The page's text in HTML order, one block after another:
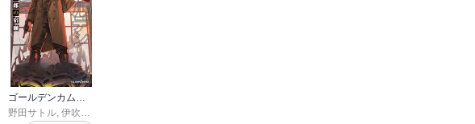
ゴールデンカムイ 鶴見篤四郎の宿願
野田サトル,伊吹亜門